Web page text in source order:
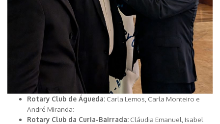
Rotary Club de Águeda: Carla Lemos, Carla Monteiro e
André Miranda;
Rotary Club da Curia-Bairrada: Cláudia Emanuel, Isabel